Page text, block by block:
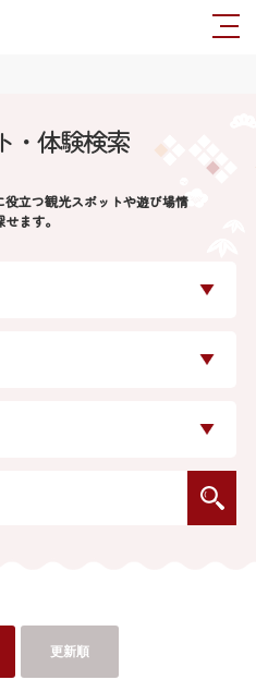
・体験検索
立つ観光スポットや遊び場情
ます。
更新順